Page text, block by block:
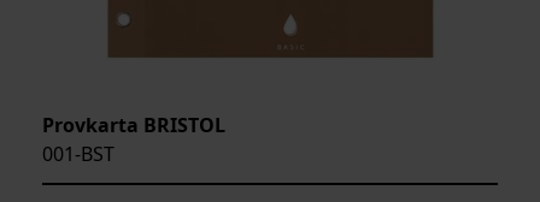
Provkarta BRISTOL
001-BST